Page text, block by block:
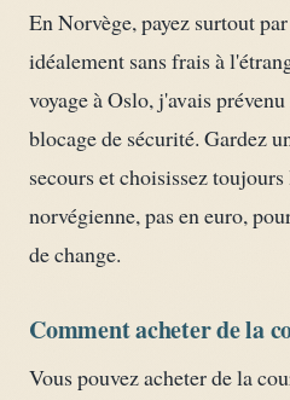
En Norvège, payez surtout
idéalement sans frais à
voyage à Oslo, j'avais
blocage de sécurité. Gardez
secours et choisissez
norvégienne, pas en euro,
de change.
Comment acheter de la
Vous pouvez acheter de la